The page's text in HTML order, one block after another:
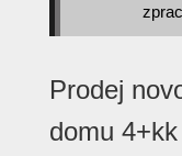
Prodej
domu